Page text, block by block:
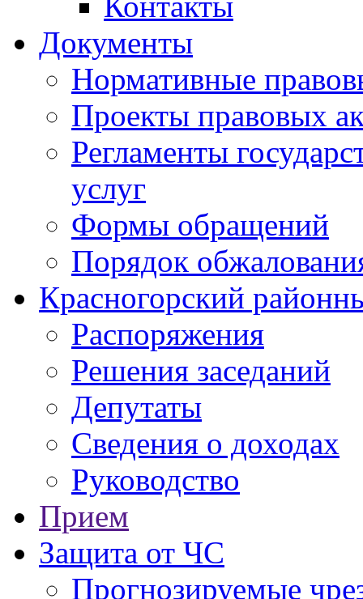
Документы
Нормативные
Проекты правовых
Регламенты
услуг
Формы обращений
Порядок
Красногорский
Распоряжения
Решения заседаний
Депутаты
Сведения о доходах
Руководство
Прием
Защита от ЧС
Прогнозируемые